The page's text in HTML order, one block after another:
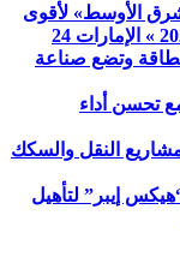
الأوسط» لأقوى
وتضع صناعة
تحسن أداء
النقل والسكك
إيبر” لتأهيل